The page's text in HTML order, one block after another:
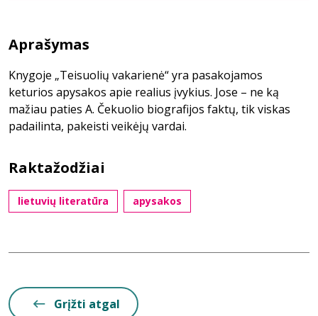
Aprašymas
Knygoje „Teisuolių vakarienė“ yra pasakojamos
keturios apysakos apie realius įvykius. Jose – ne ką
mažiau paties A. Čekuolio biografijos faktų, tik viskas
padailinta, pakeisti veikėjų vardai.
Raktažodžiai
lietuvių literatūra apysakos
Grįžti atgal